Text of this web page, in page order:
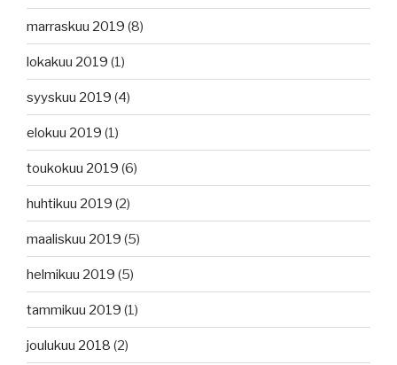
marraskuu 2019 (8)
lokakuu 2019 (1)
syyskuu 2019 (4)
elokuu 2019 (1)
toukokuu 2019 (6)
huhtikuu 2019 (2)
maaliskuu 2019 (5)
helmikuu 2019 (5)
tammikuu 2019 (1)
joulukuu 2018 (2)